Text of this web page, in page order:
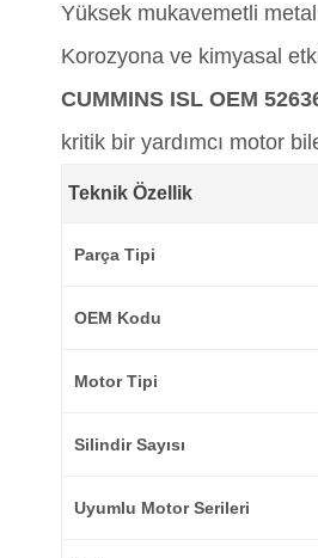
Yüksek mukavemetli
Korozyona ve kimyasal
CUMMINS ISL OEM
kritik bir yardımcı motor
Teknik Özellik
Parça Tipi
OEM Kodu
Motor Tipi
Silindir Sayısı
Uyumlu Motor Serileri